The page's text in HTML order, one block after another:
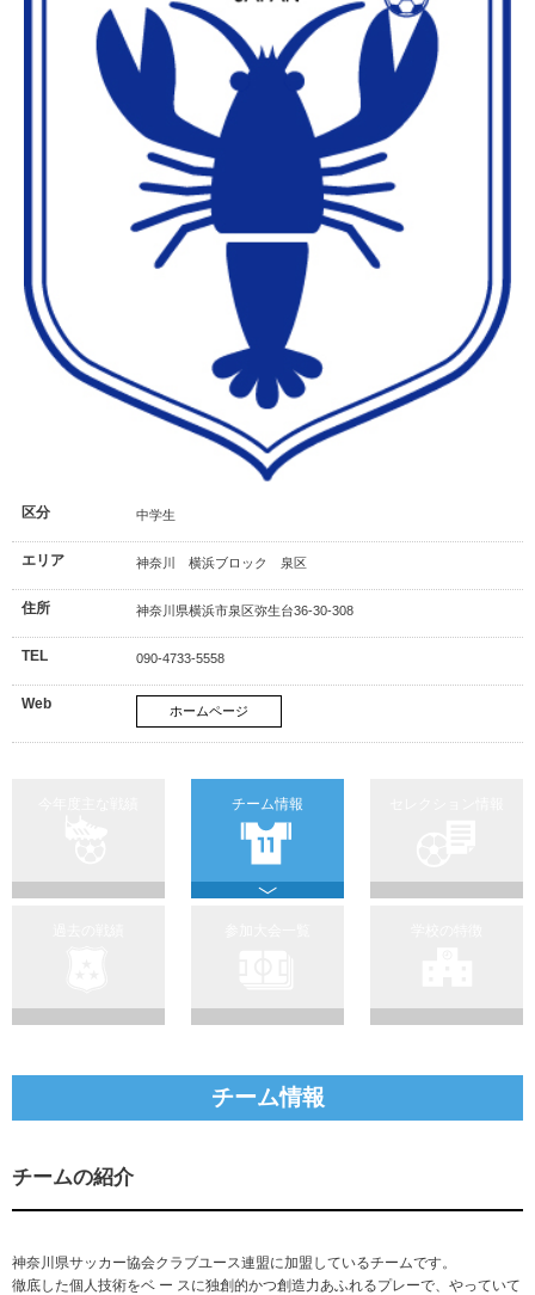
区分 中学生
エリア 神奈川 横浜ブロック 泉区
住所 神奈川県横浜市泉区弥生台36-30-308
TEL 090-4733-5558
Web ホームページ
チーム情報
チーム情報
チームの紹介
神奈川県サッカー協会クラブユース連盟に加盟しているチームです。
徹底した個人技術をベ ー スに独創的かつ創造力あふれるプレーで、やっていて